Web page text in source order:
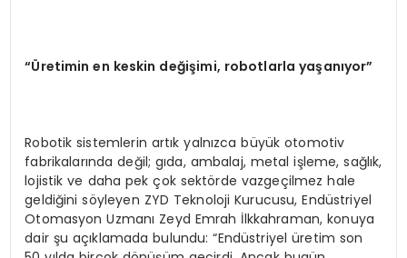
“Üretimin en keskin değişimi, robotlarla yaşanıyor”
Robotik sistemlerin artık yalnızca büyük otomotiv
fabrikalarında değil; gıda, ambalaj, metal işleme, sağlık,
lojistik ve daha pek çok sektörde vazgeçilmez hale
geldiğini söyleyen ZYD Teknoloji Kurucusu, Endüstriyel
Otomasyon Uzmanı Zeyd Emrah İlkkahraman, konuya
dair şu açıklamada bulundu: “Endüstriyel üretim son